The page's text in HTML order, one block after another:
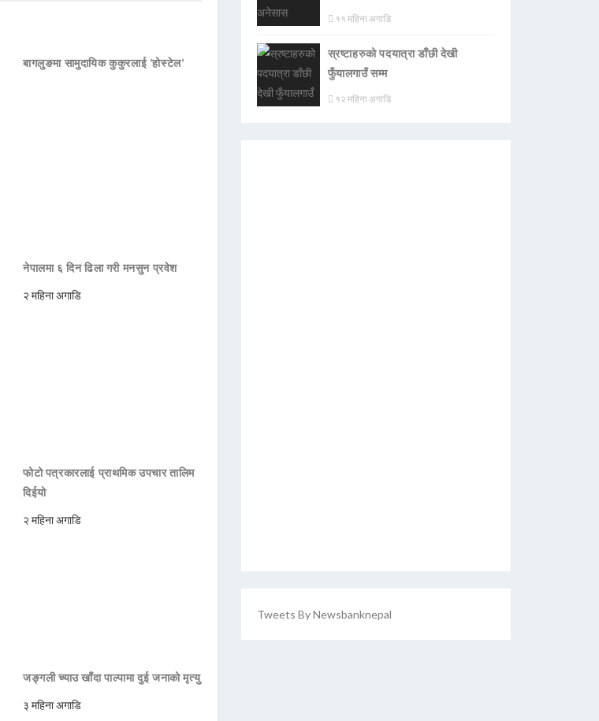
बागलुङमा सामुदायिक कुकुरलाई ‘होस्टेल’
नेपालमा ६ दिन ढिला गरी मनसुन प्रवेश
२ महिना अगाडि
फोटो पत्रकारलाई प्राथमिक उपचार तालिम
दिईयो
२ महिना अगाडि
जङ्गली च्याउ खाँदा पाल्पामा दुई जनाको मृत्यु
३ महिना अगाडि
११ महिना अगाडि
स्रष्टाहरुको पदयात्रा डाँछी देखी
फुँयालगाउँ सम्म
१२ महिना अगाडि
Tweets By Newsbanknepal